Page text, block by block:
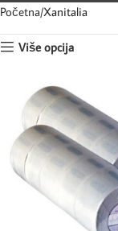
Početna Xanitalia
Više opcija